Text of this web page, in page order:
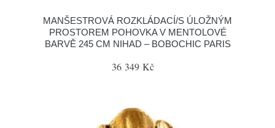
MANŠESTROVÁ ROZKLÁDACÍ/S ÚLOŽNÝM
PROSTOREM POHOVKA V MENTOLOVÉ
BARVĚ 245 CM NIHAD – BOBOCHIC PARIS
36 349 Kč